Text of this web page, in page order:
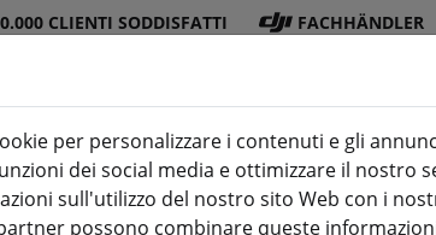
CLIENTI SODDISFATTI FACHHÄNDLER
Batterie Elica (aktuelle Seite)
Accessori
per personalizzare i contenuti e gli
dei social media e ottimizzare il nostro
sull'utilizzo del nostro sito Web con i
possono combinare queste